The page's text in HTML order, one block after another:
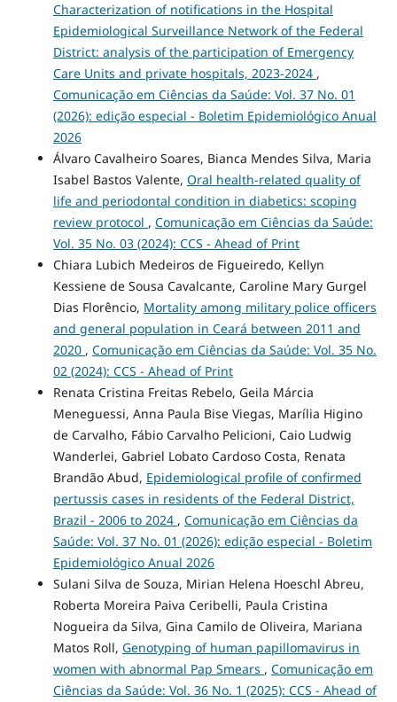
Characterization of notifications in the Hospital
Epidemiological Surveillance Network of the Federal
District: analysis of the participation of Emergency
Care Units and private hospitals, 2023-2024 ,
Comunicação em Ciências da Saúde: Vol. 37 No. 01
(2026): edição especial - Boletim Epidemiológico Anual
2026
Álvaro Cavalheiro Soares, Bianca Mendes Silva, Maria
Isabel Bastos Valente, Oral health-related quality of
life and periodontal condition in diabetics: scoping
review protocol , Comunicação em Ciências da Saúde:
Vol. 35 No. 03 (2024): CCS - Ahead of Print
Chiara Lubich Medeiros de Figueiredo, Kellyn
Kessiene de Sousa Cavalcante, Caroline Mary Gurgel
Dias Florêncio, Mortality among military police officers
and general population in Ceará between 2011 and
2020 , Comunicação em Ciências da Saúde: Vol. 35 No.
02 (2024): CCS - Ahead of Print
Renata Cristina Freitas Rebelo, Geila Márcia
Meneguessi, Anna Paula Bise Viegas, Marília Higino
de Carvalho, Fábio Carvalho Pelicioni, Caio Ludwig
Wanderlei, Gabriel Lobato Cardoso Costa, Renata
Brandão Abud, Epidemiological profile of confirmed
pertussis cases in residents of the Federal District,
Brazil - 2006 to 2024 , Comunicação em Ciências da
Saúde: Vol. 37 No. 01 (2026): edição especial - Boletim
Epidemiológico Anual 2026
Sulani Silva de Souza, Mirian Helena Hoeschl Abreu,
Roberta Moreira Paiva Ceribelli, Paula Cristina
Nogueira da Silva, Gina Camilo de Oliveira, Mariana
Matos Roll, Genotyping of human papillomavirus in
women with abnormal Pap Smears , Comunicação em
Ciências da Saúde: Vol. 36 No. 1 (2025): CCS - Ahead of